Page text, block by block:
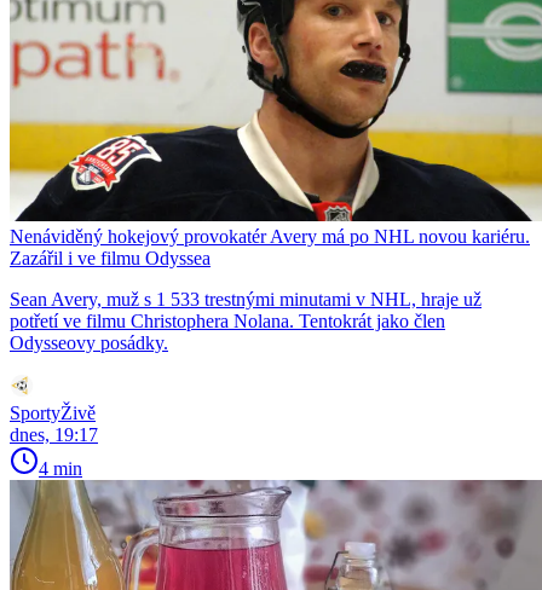
Nenáviděný hokejový provokatér Avery má po NHL novou kariéru.
Zazářil i ve filmu Odyssea
Sean Avery, muž s 1 533 trestnými minutami v NHL, hraje už
potřetí ve filmu Christophera Nolana. Tentokrát jako člen
Odysseovy posádky.
SportyŽivě
dnes, 19:17
4 min